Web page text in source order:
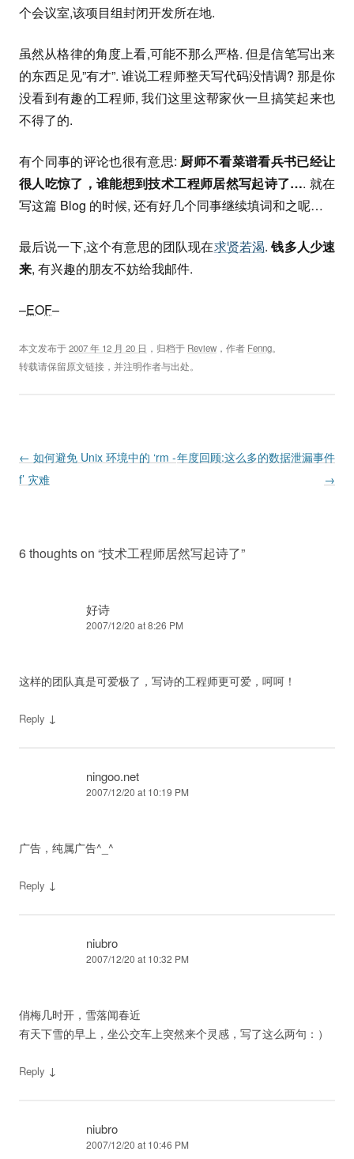
个会议室,该项目组封闭开发所在地.
虽然从格律的角度上看,可能不那么严格. 但是信笔写出来
的东西足见”有才”. 谁说工程师整天写代码没情调? 那是你
没看到有趣的工程师, 我们这里这帮家伙一旦搞笑起来也
不得了的.
有个同事的评论也很有意思: 厨师不看菜谱看兵书已经让
很人吃惊了，谁能想到技术工程师居然写起诗了…. 就在
写这篇 Blog 的时候, 还有好几个同事继续填词和之呢…
最后说一下,这个有意思的团队现在求贤若渴.钱多人少速
来, 有兴趣的朋友不妨给我邮件.
–EOF–
本文发布于2007 年 12 月 20 日 ，归档于 Review ，作者 Fenng。
转载请保留原文链接，并注明作者与出处。
Post navigation
← 如何避免 Unix 环境中的 ‘rm -
f’ 灾难
年度回顾:这么多的数据泄漏事件
→
6 thoughts on “技术工程师居然写起诗了”
好诗
2007/12/20 at 8:26 PM
这样的团队真是可爱极了，写诗的工程师更可爱，呵呵！
Reply ↓
ningoo.net
2007/12/20 at 10:19 PM
广告，纯属广告^_^
Reply ↓
niubro
2007/12/20 at 10:32 PM
俏梅几时开，雪落闻春近
有天下雪的早上，坐公交车上突然来个灵感，写了这么两句：）
Reply ↓
niubro
2007/12/20 at 10:46 PM